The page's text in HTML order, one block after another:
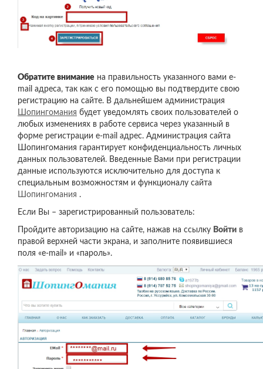
Обратите внимание на правильность указанного вами e-
mail адреса, так как с его помощью вы подтвердите свою
регистрацию на сайте. В дальнейшем администрация
Шопингомания будет уведомлять своих пользователей о
любых изменениях в работе сервиса через указанный в
форме регистрации e-mail адрес. Администрация сайта
Шопингомания гарантирует конфиденциальность личных
данных пользователей. Введенные Вами при регистрации
данные используются исключительно для доступа к
специальным возможностям и функционалу сайта
Шопингомания .
Если Вы – зарегистрированный пользователь:
Пройдите авторизацию на сайте, нажав на ссылку Войти в
правой верхней части экрана, и заполните появившиеся
поля «e-mail» и «пароль».